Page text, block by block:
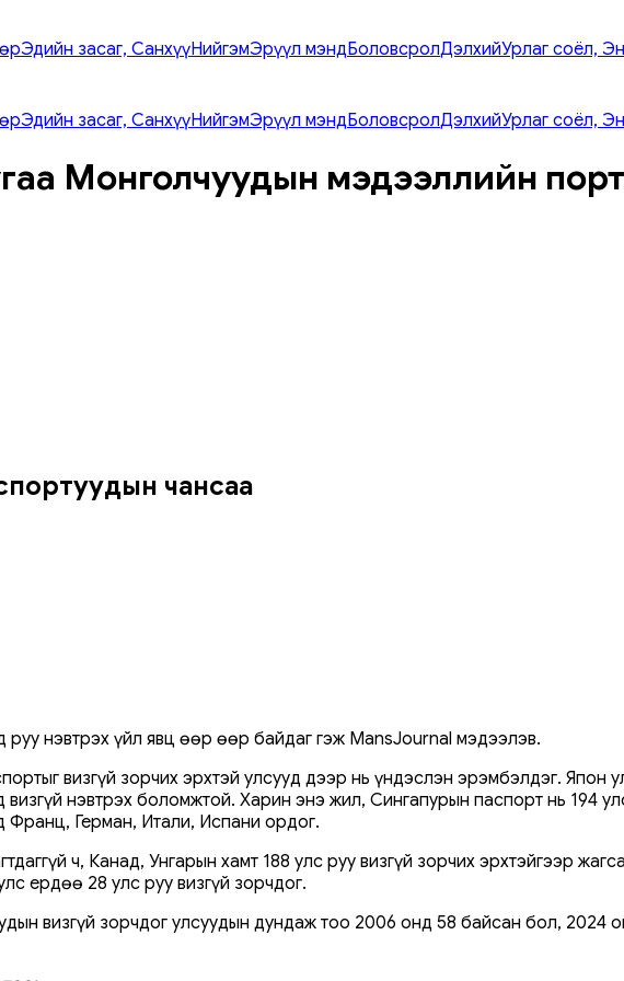
Эдийн засаг, СанхүүНийгэмЭрүүл мэндБоловсролДэлхийУрлаг соёл,
Эдийн засаг, СанхүүНийгэмЭрүүл мэндБоловсролДэлхийУрлаг соёл,
Монголчуудын мэдээллийн
чансаа
нэвтрэх үйл явц өөр өөр байдаг гэж MansJournal мэдээлэв.
визгүй зорчих эрхтэй улсууд дээр нь үндэслэн эрэмбэлдэг. Япон
нэвтрэх боломжтой. Харин энэ жил, Сингапурын паспорт нь 194
Герман, Итали, Испани ордог.
ч, Канад, Унгарын хамт 188 улс руу визгүй зорчих эрхтэйгээр
ердөө 28 улс руу визгүй зорчдог.
визгүй зорчдог улсуудын дундаж тоо 2006 онд 58 байсан бол, 2024